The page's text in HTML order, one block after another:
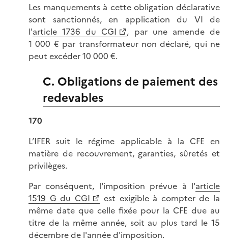
Les manquements à cette obligation déclarative
sont sanctionnés, en application du VI de
l'article 1736 du CGI
, par une amende de
1 000 € par transformateur non déclaré, qui ne
peut excéder 10 000 €.
C. Obligations de paiement des
redevables
170
L’IFER suit le régime applicable à la CFE en
matière de recouvrement, garanties, sûretés et
privilèges.
Par conséquent, l'imposition prévue à l'article
1519 G du CGI
est exigible à compter de la
même date que celle fixée pour la CFE due au
titre de la même année, soit au plus tard le 15
décembre de l'année d'imposition.